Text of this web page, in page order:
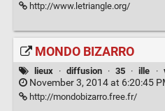
http://www.letriangle.org/
MONDO BIZARRO
lieux · diffusion · 35 · ille ·
November 3, 2014 at 6:20:45
http://mondobizarro.free.fr/